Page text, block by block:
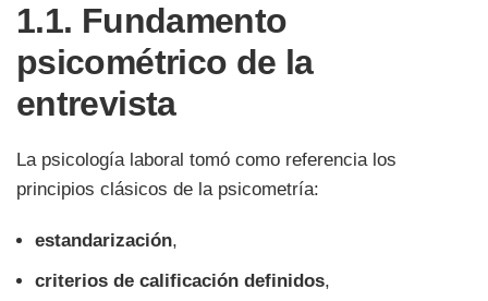
1.1. Fundamento
psicométrico de la
entrevista
La psicología laboral tomó como referencia los
principios clásicos de la psicometría:
estandarización,
criterios de calificación definidos,